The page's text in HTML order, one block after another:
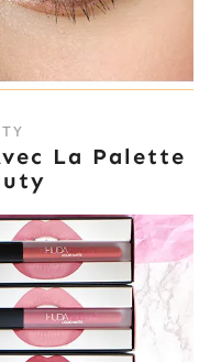
La Palette